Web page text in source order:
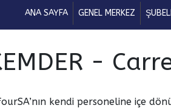
ANA SAYFA GENEL MERKEZ
-
kendi personeline içe